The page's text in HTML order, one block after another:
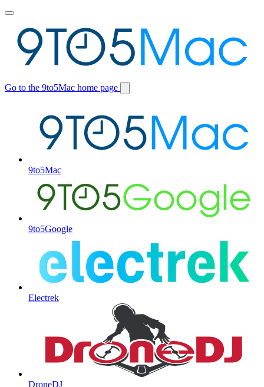
Toggle
menu
Go to the 9to5Mac home page
Switch
9to5Mac
9to5Google
Electrek
DroneDJ